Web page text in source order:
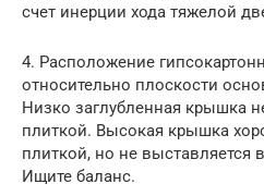
счет инерции хода тяжелой
4. Расположение
относительно плоскости
Низко заглубленная крышка
плиткой. Высокая крышка
плиткой, но не выставляется
Ищите баланс.